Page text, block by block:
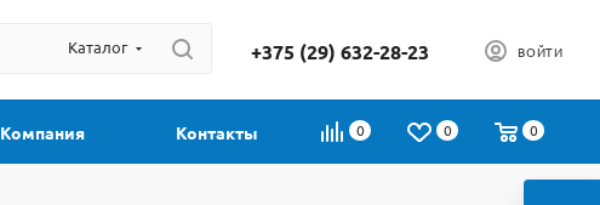
Каталог +375 (29) 632-28-23 ВОЙТИ
0 0 0
Компания Контакты